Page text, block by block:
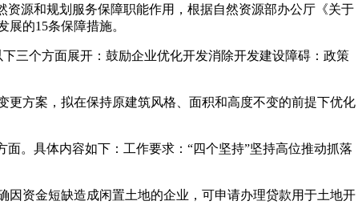
源和规划服务保障职能作用，根据自然资源部办公厅《关于
的15条保障措施。
三个方面展开：鼓励企业优化开发消除开发建设障碍：政策
更方案，拟在保持原建筑风格、面积和高度不变的前提下优化
。具体内容如下：工作要求：“四个坚持”坚持高位推动抓落
资金短缺造成闲置土地的企业，可申请办理贷款用于土地开